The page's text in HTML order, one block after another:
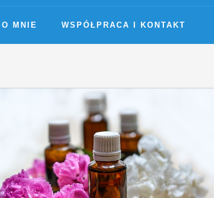
O MNIE WSPÓŁPRACA I KONTAKT